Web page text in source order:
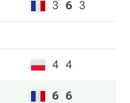
3 6 3
4 4
6 6